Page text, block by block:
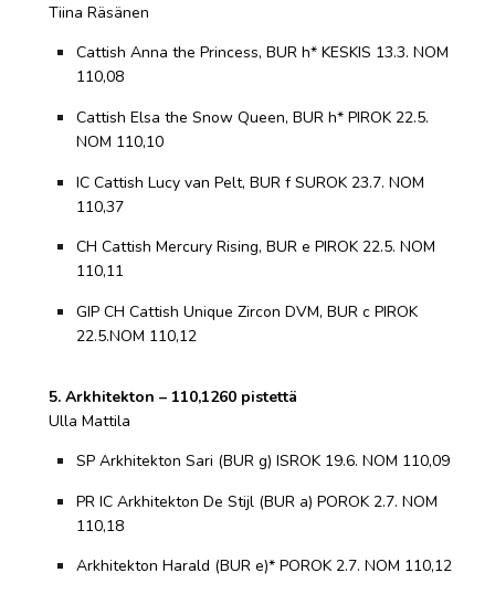
Tiina Räsänen
Cattish Anna the Princess, BUR h* KESKIS 13.3. NOM
110,08
Cattish Elsa the Snow Queen, BUR h* PIROK 22.5.
NOM 110,10
IC Cattish Lucy van Pelt, BUR f SUROK 23.7. NOM
110,37
CH Cattish Mercury Rising, BUR e PIROK 22.5. NOM
110,11
GIP CH Cattish Unique Zircon DVM, BUR c PIROK
22.5.NOM 110,12
5. Arkhitekton – 110,1260 pistettä
Ulla Mattila
SP Arkhitekton Sari (BUR g) ISROK 19.6. NOM 110,09
PR IC Arkhitekton De Stijl (BUR a) POROK 2.7. NOM
110,18
Arkhitekton Harald (BUR e)* POROK 2.7. NOM 110,12